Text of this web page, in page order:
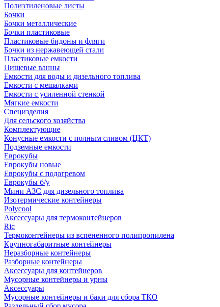
Полиэтиленовые листы
Бочки
Бочки металлические
Бочки пластиковые
Пластиковые бидоны и фляги
Бочки из нержавеющей стали
Пластиковые емкости
Пищевые ванны
Емкости для воды и дизельного топлива
Емкости с мешалками
Емкости с усиленной стенкой
Мягкие емкости
Специзделия
Для сельского хозяйства
Комплектующие
Конусные емкости с полным сливом (ЦКТ)
Подземные емкости
Еврокубы
Еврокубы новые
Еврокубы с подогревом
Еврокубы б/у
Мини АЗС для дизельного топлива
Изотермические контейнеры
Polycool
Аксессуары для термоконтейнеров
Ric
Термоконтейнеры из вспененного полипропилена
Крупногабаритные контейнеры
Неразборные контейнеры
Разборные контейнеры
Аксессуары для контейнеров
Мусорные контейнеры и урны
Аксессуары
Мусорные контейнеры и баки для сбора ТКО